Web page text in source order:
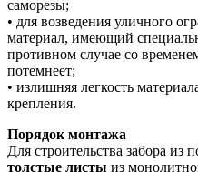
саморезы;
• для возведения уличного
материал, имеющий
противном случае со
потемнеет;
• излишняя легкость
крепления.
Порядок монтажа
Для строительства забора из
толстые листы из